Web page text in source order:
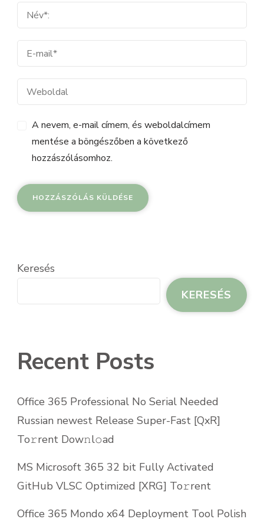
A nevem, e-mail címem, és weboldalcímem
mentése a böngészőben a következő
hozzászólásomhoz.
Keresés
KERESÉS
Recent Posts
Office 365 Professional No Serial Needed
Russian newest Release Super-Fast [QxR]
To𝚛rent Dow𝚗l𝚘ad
MS Microsoft 365 32 bit Fully Activated
GitHub VLSC Optimized [XRG] To𝚛rent
Office 365 Mondo x64 Deployment Tool Polish